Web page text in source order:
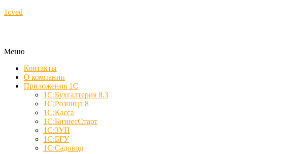
1cved
Меню
Контакты
О компании
Приложения 1С
1С:Бухгалтерия 8.3
1С:Розница 8
1С:Касса
1С:БизнесСтарт
1С:ЗУП
1С:БГУ
1С:Садовод